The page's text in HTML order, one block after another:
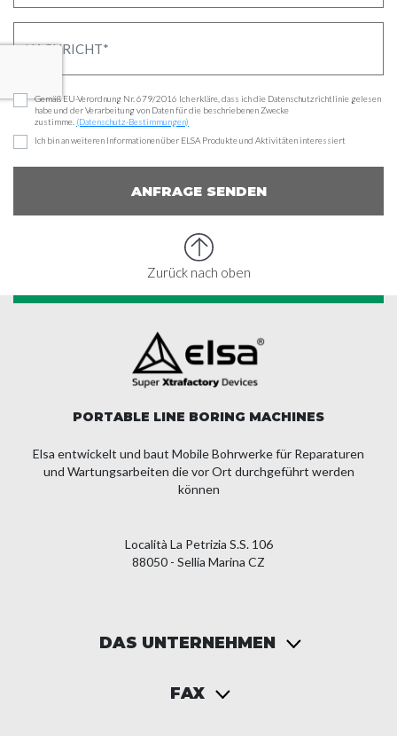
Gemäß EU-Verordnung Nr. 679/2016 Ich erkläre, dass ich die Datenschutzrichtlinie gelesen
habe und der Verarbeitung von Daten für die beschriebenen Zwecke
zustimme. (Datenschutz-Bestimmungen)
Ich bin an weiteren Informationen über ELSA Produkte und Aktivitäten interessiert
ANFRAGE SENDEN
Zurück nach oben
PORTABLE LINE BORING MACHINES
Elsa entwickelt und baut Mobile Bohrwerke für Reparaturen
und Wartungsarbeiten die vor Ort durchgeführt werden
können
Località La Petrizia S.S. 106
88050 - Sellia Marina CZ
DAS UNTERNEHMEN
FAX